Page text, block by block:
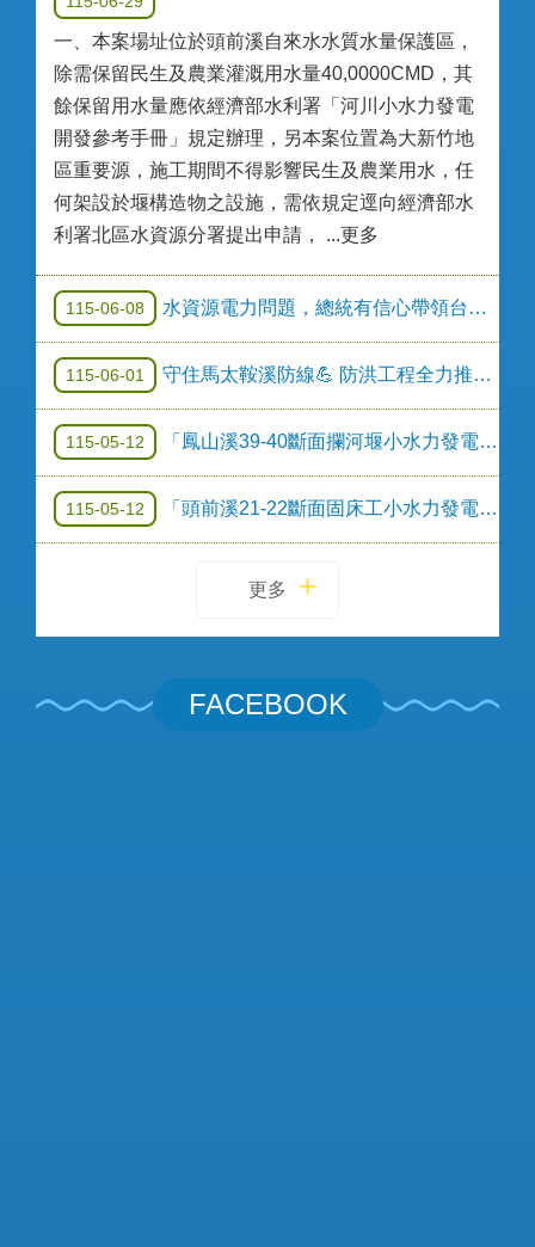
一、本案場址位於頭前溪自來水水質水量保護區，
除需保留民生及農業灌溉用水量40,0000CMD，其
餘保留用水量應依經濟部水利署「河川小水力發電
開發參考手冊」規定辦理，另本案位置為大新竹地
區重要源，施工期間不得影響民生及農業用水，任
何架設於堰構造物之設施，需依規定逕向經濟部水
利署北區水資源分署提出申請， ...更多
115-06-08 水資源電力問題，總統有信心帶領台灣(FB)
115-06-01 守住馬太鞍溪防線💪 防洪工程全力推進！
115-05-12 「鳳山溪39-40斷面攔河堰小水力發電設備建置」公告(第三次)
115-05-12 「頭前溪21-22斷面固床工小水力發電設備建置」公告(第三次)
更多
FACEBOOK